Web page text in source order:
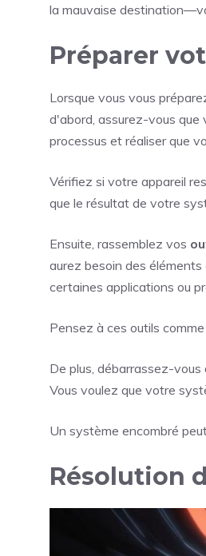
la mauvaise
Préparer
Lorsque vous vous
d'abord, assurez-vous que
processus et réaliser que
Vérifiez si votre appareil
que le résultat de votre
Ensuite, rassemblez vos
aurez besoin des éléments
certaines applications ou
Pensez à ces outils
De plus, débarrassez-vous
Vous voulez que votre
Un système encombré
Résolution